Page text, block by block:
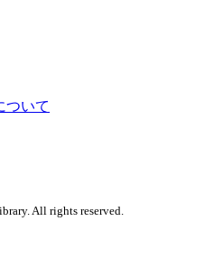
ついて
All rights reserved.